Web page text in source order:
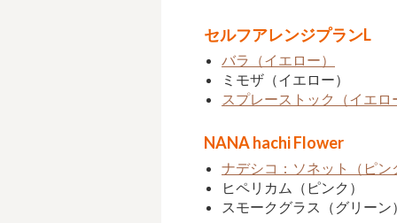
セルフアレンジプランL
バラ（イエロー）
ミモザ（イエロー）
スプレーストック（イエロ
NANA hachi Flower
ナデシコ：ソネット（ピン
ヒペリカム（ピンク）
スモークグラス（グリーン）